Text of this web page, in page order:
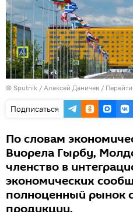
© Sputnik / Алексей Даничев /
Подписаться
По словам
Виорела Гырбу,
членство в
экономических
полноценный рынок